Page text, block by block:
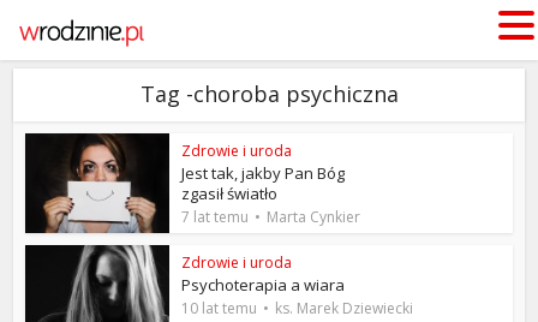
Tag -choroba psychiczna
Zdrowie i uroda
Jest tak, jakby Pan Bóg
zgasił światło
7 lat temu Marta Cynkier
Zdrowie i uroda
Psychoterapia a wiara
10 lat temu ks. Marek Dziewiecki